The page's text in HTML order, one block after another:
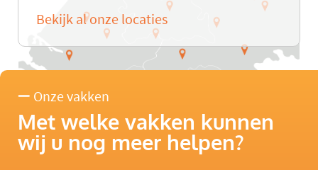
Bekijk al onze locaties
Onze vakken
Met welke vakken kunnen
wij u nog meer helpen?